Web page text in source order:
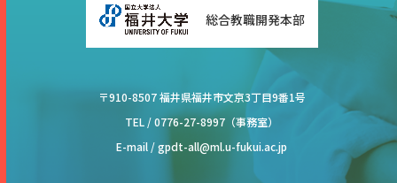
総合教職開発本部
〒910-8507 福井県福井市⽂京3丁⽬9番1号
TEL / 0776-27-8997（事務室）
E-mail / gpdt-all@ml.u-fukui.ac.jp